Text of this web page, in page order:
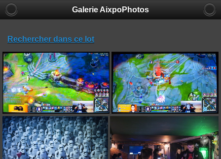
Galerie AixpoPhotos
Rechercher dans ce lot